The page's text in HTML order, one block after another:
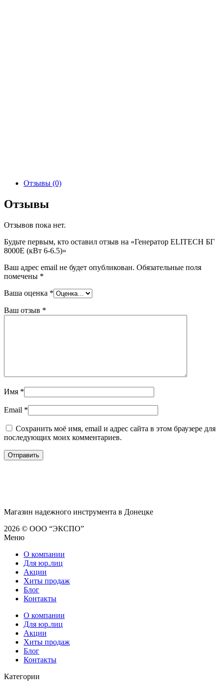
Отзывы (0)
Отзывы
Отзывов пока нет.
Будьте первым, кто оставил отзыв на «Генератор ELITECH БГ
8000Е (кВт 6-6.5)»
Ваш адрес email не будет опубликован. Обязательные поля
помечены *
Ваша оценка *
Ваш отзыв *
Имя *
Email *
Сохранить моё имя, email и адрес сайта в этом браузере для
последующих моих комментариев.
Магазин надежного инструмента в Донецке
2026 © ООО “ЭКСПО”
Меню
О компании
Для юр.лиц
Акции
Хиты продаж
Блог
Контакты
О компании
Для юр.лиц
Акции
Хиты продаж
Блог
Контакты
Категории